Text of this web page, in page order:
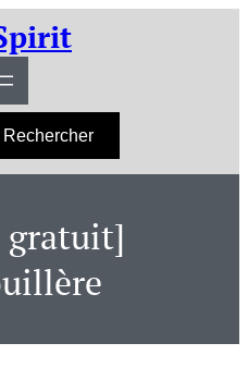
Rechercher
gratuit]